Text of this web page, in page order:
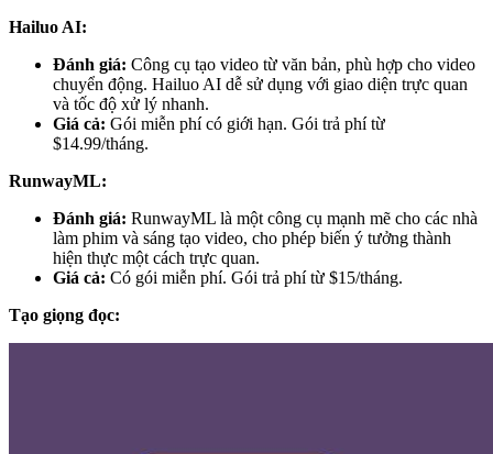
Hailuo AI:
Đánh giá: Công cụ tạo video từ văn bản, phù hợp cho video
chuyển động. Hailuo AI dễ sử dụng với giao diện trực quan
và tốc độ xử lý nhanh.
Giá cả: Gói miễn phí có giới hạn. Gói trả phí từ
$14.99/tháng.
RunwayML:
Đánh giá: RunwayML là một công cụ mạnh mẽ cho các nhà
làm phim và sáng tạo video, cho phép biến ý tưởng thành
hiện thực một cách trực quan.
Giá cả: Có gói miễn phí. Gói trả phí từ $15/tháng.
Tạo giọng đọc: